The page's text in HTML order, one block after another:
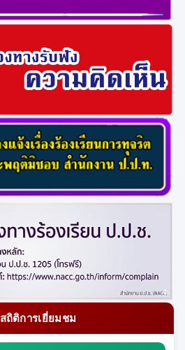
สถิติการเยี่ยมชม